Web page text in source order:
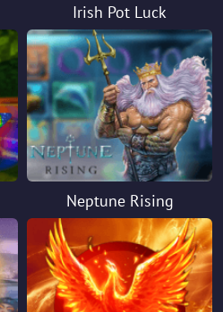
Irish Pot Luck
Neptune Rising